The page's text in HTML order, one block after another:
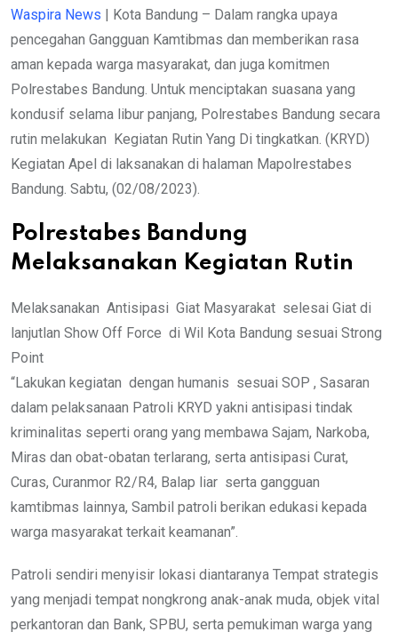
Waspira News | Kota Bandung – Dalam rangka upaya
pencegahan Gangguan Kamtibmas dan memberikan rasa
aman kepada warga masyarakat, dan juga komitmen
Polrestabes Bandung. Untuk menciptakan suasana yang
kondusif selama libur panjang, Polrestabes Bandung secara
rutin melakukan Kegiatan Rutin Yang Di tingkatkan. (KRYD)
Kegiatan Apel di laksanakan di halaman Mapolrestabes
Bandung. Sabtu, (02/08/2023).
Polrestabes Bandung
Melaksanakan Kegiatan Rutin
Melaksanakan Antisipasi Giat Masyarakat selesai Giat di
lanjutlan Show Off Force di Wil Kota Bandung sesuai Strong
Point
“Lakukan kegiatan dengan humanis sesuai SOP , Sasaran
dalam pelaksanaan Patroli KRYD yakni antisipasi tindak
kriminalitas seperti orang yang membawa Sajam, Narkoba,
Miras dan obat-obatan terlarang, serta antisipasi Curat,
Curas, Curanmor R2/R4, Balap liar serta gangguan
kamtibmas lainnya, Sambil patroli berikan edukasi kepada
warga masyarakat terkait keamanan”.
Patroli sendiri menyisir lokasi diantaranya Tempat strategis
yang menjadi tempat nongkrong anak-anak muda, objek vital
perkantoran dan Bank, SPBU, serta pemukiman warga yang